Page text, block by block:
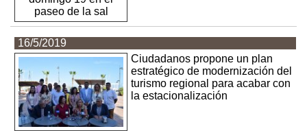
16/5/2019
Ciudadanos propone un plan
estratégico de modernización del
turismo regional para acabar con
la estacionalización